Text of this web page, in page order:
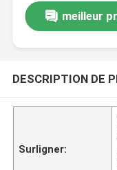
meilleur
DESCRIPTION DE
Surligner: